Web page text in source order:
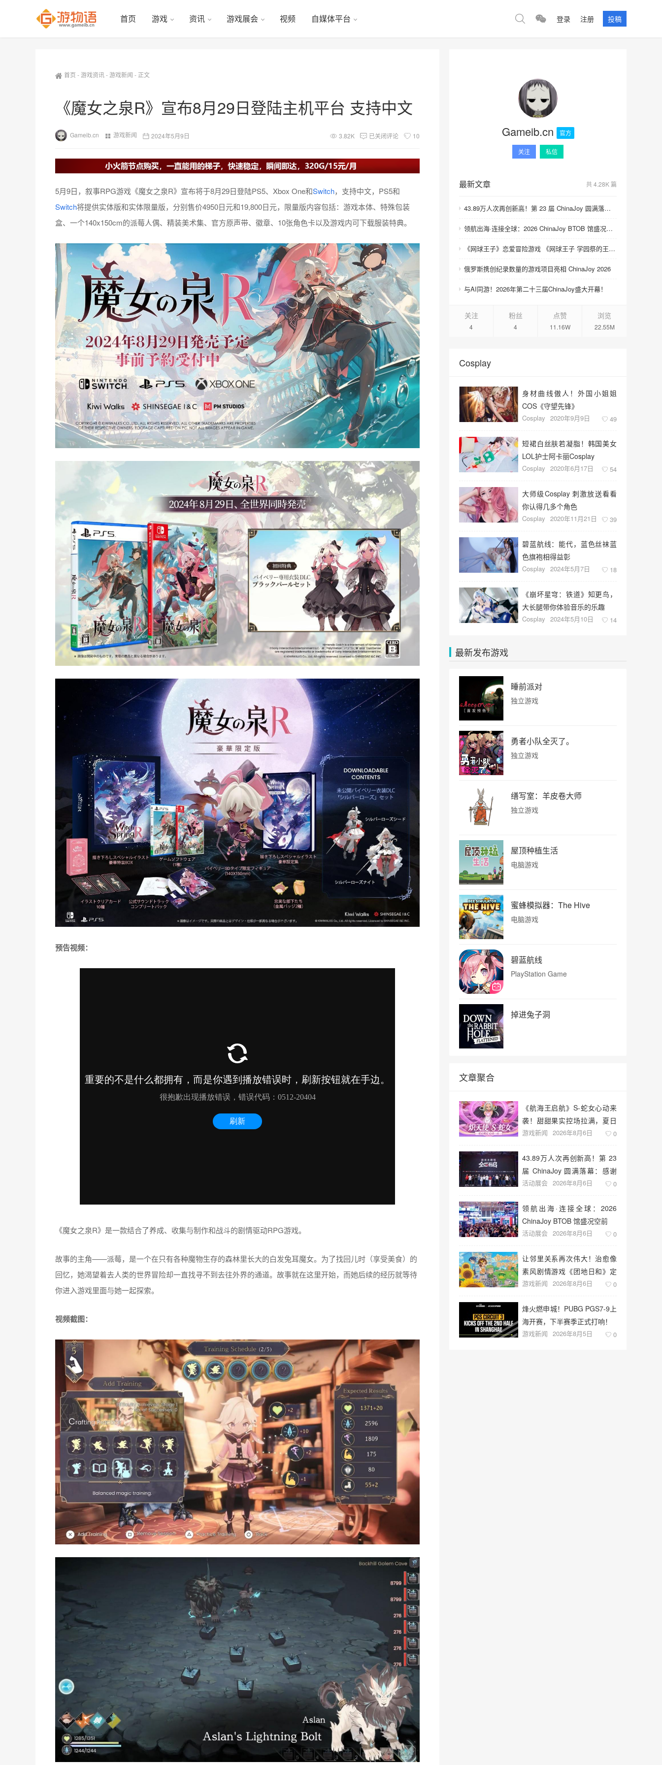
首页 游戏 资讯 游戏展会 视频 自媒体平台 登录 注册 投稿
首页 -游戏资讯-游戏新闻 - 正文
《魔女之泉R》宣布8月29日登陆主机平台 支持中文
Gameib.cn 游戏新闻 2024年5月9日 3.82K 已关闭评论 10
5月9日，叙事RPG游戏《魔女之泉R》宣布将于8月29日登陆PS5、Xbox One和Switch，支持中文，PS5和
Switch将提供实体版和实体限量版，分别售价4950日元和19,800日元，限量版内容包括：游戏本体、特殊包装
盒、一个140x150cm的派莓人偶、精装美术集、官方原声带、徽章、10张角色卡以及游戏内可下载服装特典。
预告视频：
《魔女之泉R》是一款结合了养成、收集与制作和战斗的剧情驱动RPG游戏。
故事的主角——派莓，是一个在只有各种魔物生存的森林里长大的白发兔耳魔女。为了找回儿时（享受美食）的
回忆，她渴望着去人类的世界冒险却一直找寻不到去往外界的通道。故事就在这里开始，而她后续的经历就等待
你进入游戏里面与她一起探索。
视频截图：
Gameib.cn 官方
关注 私信
最新文章 共 4.28K 篇
43.89万人次再创新高！第 23 届 ChinaJoy 圆满落幕：感谢有你，共赴这场“与 AI 同游”的盛夏之约
领航出海·连接全球：2026 ChinaJoy BTOB 馆盛况空前
《网球王子》恋爱冒险游戏 《网球王子 学园祭的王子们 ♡-40 and more…》与《网球王子 心跳求生 Tie break ♡game》发售
俄罗斯携创纪录数量的游戏项目亮相 ChinaJoy 2026
与AI同游！2026年第二十三届ChinaJoy盛大开幕！
关注
4
粉丝
4
点赞
11.16W
浏览
22.55M
Cosplay
身材曲线傲人！外国小姐姐
COS《守望先锋》
Cosplay 2020年9月9日 49
短裙白丝肤若凝脂！韩国美女
LOL护士阿卡丽Cosplay
Cosplay 2020年6月17日 54
大师级Cosplay 刺激放送看看
你认得几多个角色
Cosplay 2020年11月21日 39
碧蓝航线：能代，蓝色丝袜蓝
色旗袍相得益彰
Cosplay 2024年5月7日 18
《崩坏星穹：铁道》知更鸟，
大长腿带你体验音乐的乐趣
Cosplay 2024年5月10日 14
最新发布游戏
睡前派对
独立游戏
勇者小队全灭了。
独立游戏
缮写室：羊皮卷大师
独立游戏
屋顶种植生活
电脑游戏
蜜蜂模拟器：The Hive
电脑游戏
碧蓝航线
PlayStation Game
掉进兔子洞
文章聚合
《航海王启航》S-蛇女心动来
袭！甜甜果实控场拉满，夏日
盛宴开启
游戏新闻 2026年8月6日 0
43.89万人次再创新高！第 23
届 ChinaJoy 圆满落幕：感谢
有你，共赴这场“与 AI 同游”的
活动展会 2026年8月6日 0
领航出海·连接全球：2026
ChinaJoy BTOB 馆盛况空前
活动展会 2026年8月6日 0
让邻里关系再次伟大！治愈像
素风剧情游戏《团地日和》定
档10月30日发售
游戏新闻 2026年8月6日 0
烽火燃申城！PUBG PGS7-9上
海开赛，下半赛季正式打响！
游戏新闻 2026年8月5日 0